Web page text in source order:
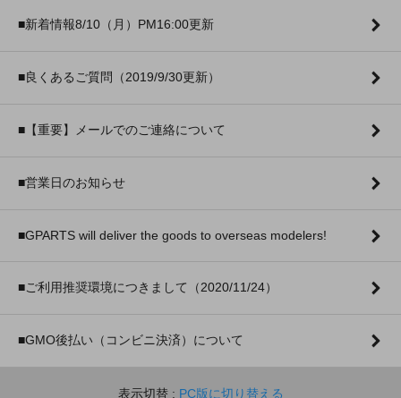
■新着情報8/10（月）PM16:00更新
■良くあるご質問（2019/9/30更新）
■【重要】メールでのご連絡について
■営業日のお知らせ
■GPARTS will deliver the goods to overseas modelers!
■ご利用推奨環境につきまして（2020/11/24）
■GMO後払い（コンビニ決済）について
表示切替 : PC版に切り替える